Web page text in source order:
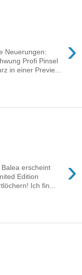
›
Neuerungen:
Profi Pinsel
in einer Previe...
›
erscheint
Edition
Ich fin...